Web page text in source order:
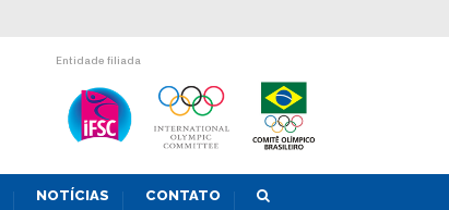
Entidade filiada
NOTÍCIAS CONTATO